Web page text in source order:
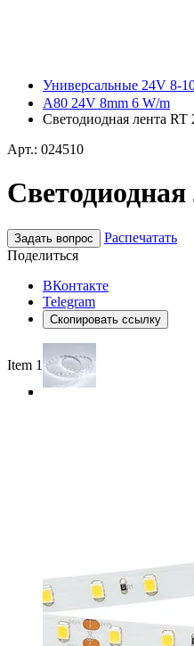
Универсальные 24V 8-
A80 24V 8mm 6 W/m
Светодиодная лента
Арт.: 024510
Задать вопрос
Распечатать
Поделиться
ВКонтакте
Telegram
Скопировать ссылку
Item 1 of 4